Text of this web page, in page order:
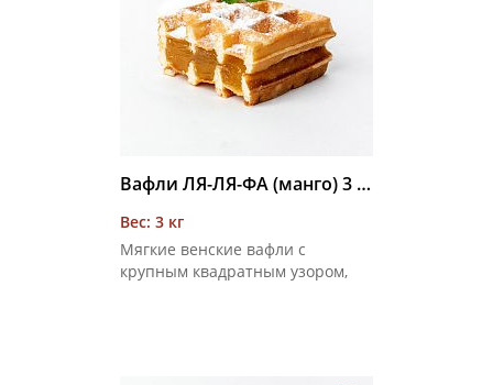
Вафли ЛЯ-ЛЯ-ФА (манго) 3 кг
Вес: 3 кг
Мягкие венские вафли с
крупным квадратным узором,